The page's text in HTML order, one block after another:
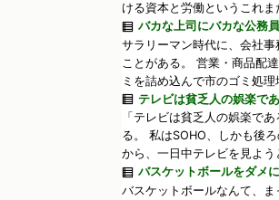
ける資本と労働というこれ
バカな上司にバカな公務
サラリーマン時代に、会社
ことがある。 営業・商品配
ミを詰め込んで市のゴミ処
テレビは貧乏人の娯楽で
「テレビは貧乏人の娯楽で
る。 私はSOHO、しかも後
から、一日中テレビを見よ
バスケットボールをダメ
バスケットボールなんて、